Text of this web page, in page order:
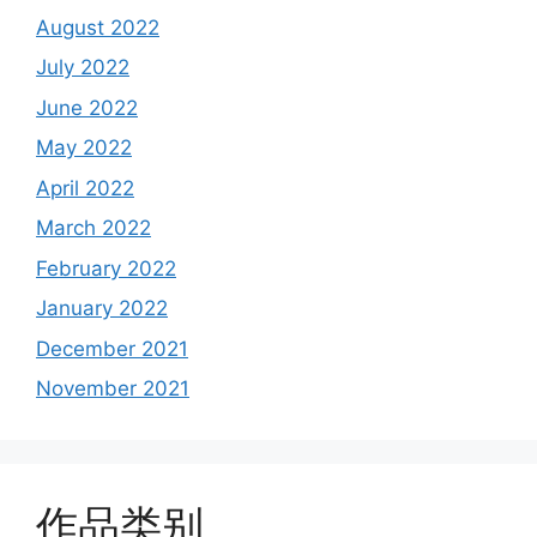
August 2022
July 2022
June 2022
May 2022
April 2022
March 2022
February 2022
January 2022
December 2021
November 2021
作品类别